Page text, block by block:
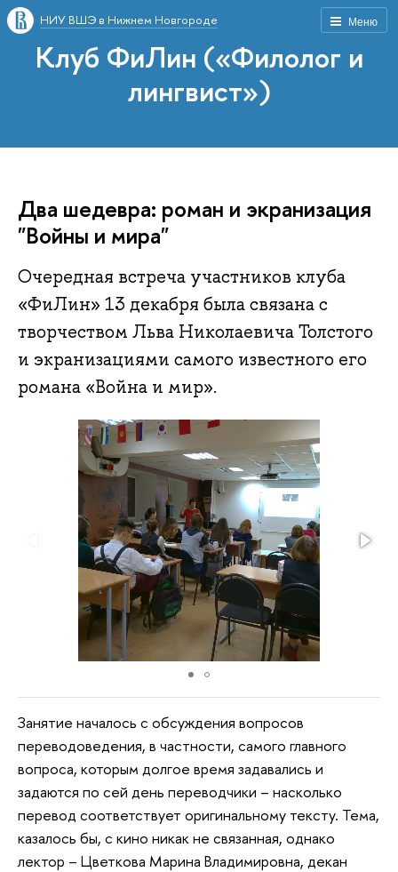
Меню
НИУ ВШЭ в Нижнем Новгороде
Клуб ФиЛин («Филолог и
лингвист»)
Два шедевра: роман и экранизация
"Войны и мира"
Очередная встреча участников клуба
«ФиЛин» 13 декабря была связана с
творчеством Льва Николаевича Толстого
и экранизациями самого известного его
романа «Война и мир».
Занятие началось с обсуждения вопросов
переводоведения, в частности, самого главного
вопроса, которым долгое время задавались и
задаются по сей день переводчики – насколько
перевод соответствует оригинальному тексту. Тема,
казалось бы, с кино никак не связанная, однако
лектор – Цветкова Марина Владимировна, декан